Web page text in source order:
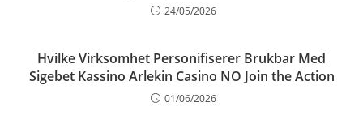
24/05/2026
Hvilke Virksomhet Personifiserer Brukbar Med
Sigebet Kassino Arlekin Casino NO Join the Action
01/06/2026